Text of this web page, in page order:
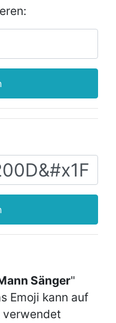
Sänger"
Emoji kann auf
verwendet